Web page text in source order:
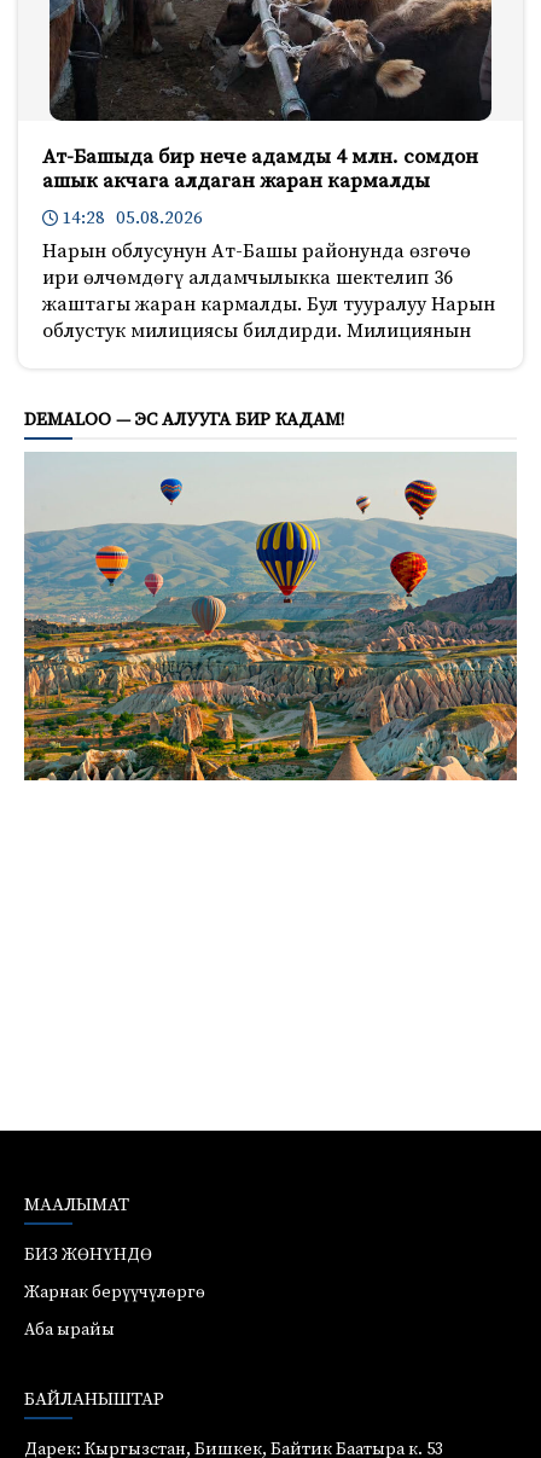
Ат-Башыда бир нече адамды 4 млн. сомдон
ашык акчага алдаган жаран кармалды
14:28 05.08.2026
Нарын облусунун Ат-Башы районунда өзгөчө
ири өлчөмдөгү алдамчылыкка шектелип 36
жаштагы жаран кармалды. Бул тууралуу Нарын
облустук милициясы билдирди. Милициянын
DEMALOO — ЭС АЛУУГА БИР КАДАМ!
МААЛЫМАТ
БИЗ ЖӨНҮНДӨ
Жарнак берүүчүлөргө
Аба ырайы
БАЙЛАНЫШТАР
Дарек: Кыргызстан, Бишкек, Байтик Баатыра к. 53